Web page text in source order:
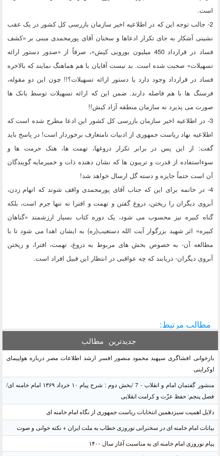
است.
2- جالب توجه این که در اطلاعیه اخیر سازمان بازرسی کل کشور در یک عقب
نشینی آشکار به جای تکرار ادعاها و سخنان آقای پورمحمدی مبنی بر «کشف
فساد در قرارداد 450 میلیون یورویی کیش»، صرفاً از «صدور دستور ارائه
تسهیلات» صحبت شده است. بد نیست آقایان با هم هماهنگ نمایند که بالاخره
فساد در قرارداد وجود دارد یا دستور ارائه تسهیلات؟!! چون این دو مقوله،
فرسنگ ها با هم فاصله دارند. ضمن این که ارائه تسهیلات توسط بانک ها
صورت می پذیرد نه سازمان منطقه آزاد کیش!!
3- در اطلاعیه اخیر سازمان بازرسی کل کشور این ادعا مطرح شده است که
اطلاعیه نهاد ریاست جمهوری از ادبیات نامتعارف برخوردار است! در پاسخ باید
گفت: از این پس در برابر تکرار دروغها، تهمت ها، هتک حرمت ها و
سوءاستفاده از قدرت و تریبون ها که نشان دهنده ذات و خمیرمایه گویندگان
آن است حتماً جایزه و دسته گل ارسال خواهد شد!
4- در خاتمه برای این که جناب آقای پورمحمدی واقف شوند که اتهام زدن،
آبروی دیگران را ریختن، دروغ گفتن و تهمت و افترا نه تنها جرم است، بلکه
گناه کبیره نیز محسوب می شود، یک دوره کتاب بسیار ارزشمند «گناهان
کبیره» اثر شهید بزرگوار آیت الله دستغیب(ره) به ایشان اهدا می شود تا با
مطالعه آن- به خصوص بخش های مربوط به دروغ، تهمت، افترا، و ریختن
آبروی دیگران- دریابند که چه عواقبی در انتظار این قبیل افراد است.
مطالب مرتبط:
جدیدترین مطالب
بازخوانی افشاگری سپهبد محمود منصور افسر ارشد اطلاعات مصر درباره هواپیمای
اوکراینی
منشور گفتمان امام و انقلاب - 7 /بخش دوم : شرح پیام ۱۰ خرداد ۱۳۶۹ امام خامنه ای/
فصل پنجم: حفظ عزّت و کرامت انقلابی
دلایل اهمیت سیزدهمین انتخابات ریاست جمهوری از نگاه امام خامنه ای
بیانات امام خامنه ای در سخنرانی نوروزی خطاب به ملت ایران + نکته خوانی و صوت
پیام نوروزی امام خامنه ای به مناسبت آغاز سال ۱۴۰۰